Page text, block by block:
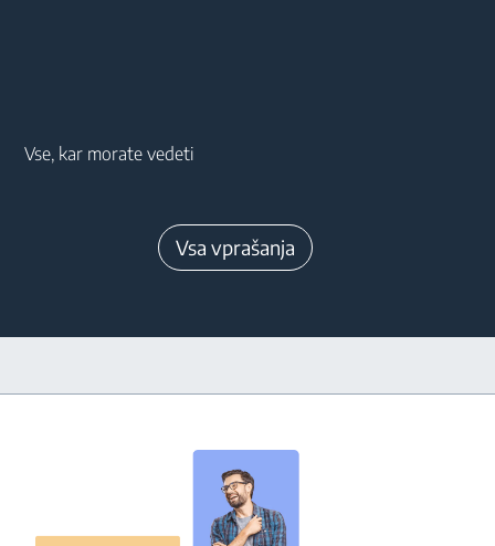
Vse, kar morate vedeti
Vsa vprašanja